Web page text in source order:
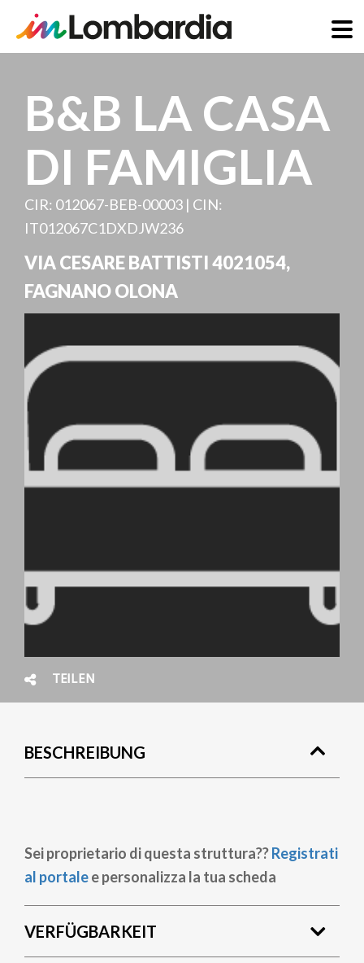
InhaltB&B LA CASA
DI FAMIGLIA
CIR: 012067-BEB-00003 | CIN:
IT012067C1DXDJW236
VIA CESARE BATTISTI 4021054,
FAGNANO OLONA
TEILEN
BESCHREIBUNG
Sei proprietario di questa struttura??Registrati
al portalee personalizza la tua scheda
VERFÜGBARKEIT